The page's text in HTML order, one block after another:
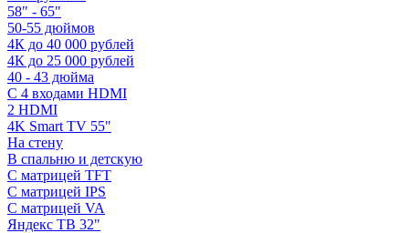
58" - 65"
50-55 дюймов
4К до 40 000 рублей
4К до 25 000 рублей
40 - 43 дюйма
С 4 входами HDMI
2 HDMI
4K Smart TV 55"
На стену
В спальню и детскую
С матрицей TFT
С матрицей IPS
С матрицей VA
Яндекс ТВ 32"